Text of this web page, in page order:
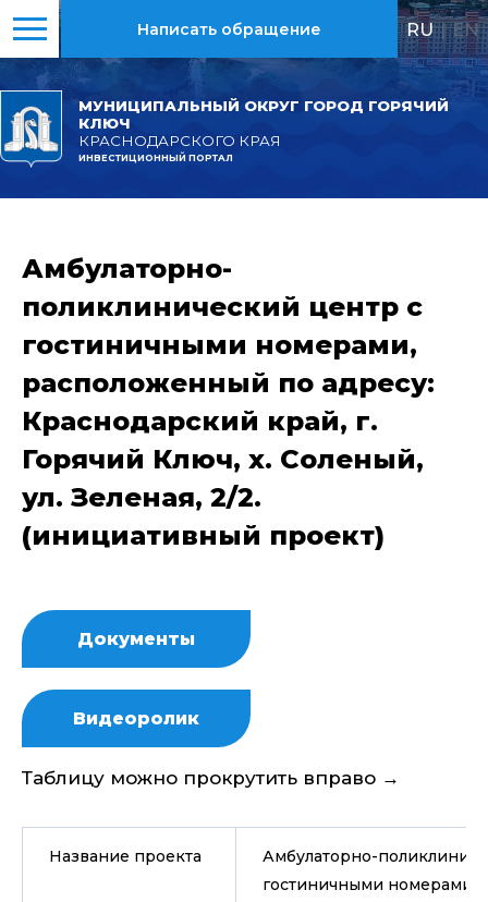
МУНИЦИПАЛЬНЫЙ ОКРУГ ГОРОД ГОРЯЧИЙ
КЛЮЧ
КРАСНОДАРСКОГО КРАЯ
ИНВЕСТИЦИОННЫЙ ПОРТАЛ
Написать обращение RU | EN
Амбулаторно-
поликлинический центр с
гостиничными номерами,
расположенный по адресу:
Краснодарский край, г.
Горячий Ключ, х. Соленый,
ул. Зеленая, 2/2.
(инициативный проект)
Документы
Видеоролик
Таблицу можно прокрутить вправо →
Название проекта
Амбулаторно-
гостиничными номерами,